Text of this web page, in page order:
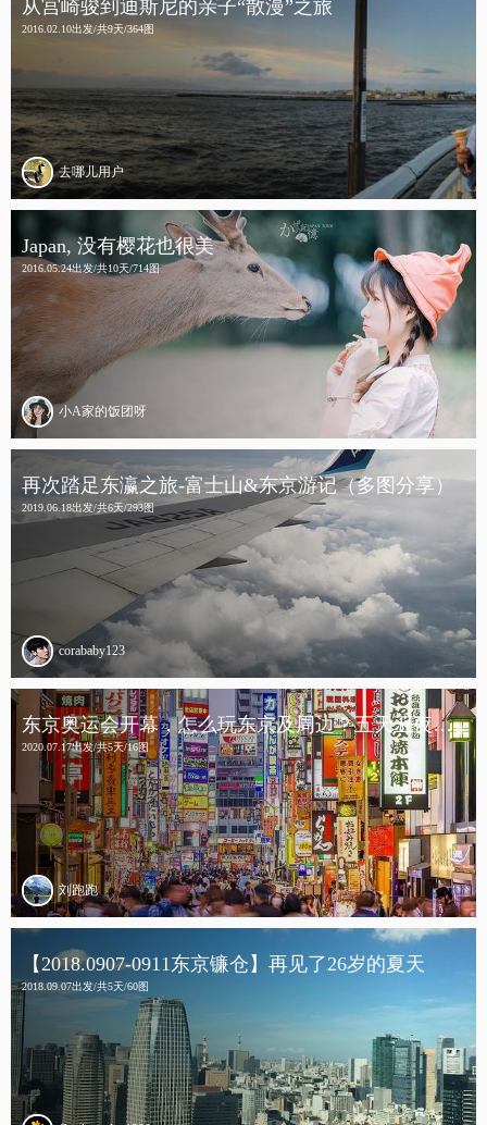
从宫崎骏到迪斯尼的亲子“散漫”之旅
2016.02.10出发/共9天/364图
去哪儿用户
Japan, 没有樱花也很美
2016.05.24出发/共10天/714图
小A家的饭团呀
再次踏足东瀛之旅-富士山&东京游记（多图分享）
2019.06.18出发/共6天/293图
corababy123
东京奥运会开幕，怎么玩东京及周边？五天五夜自由行全攻略
2020.07.17出发/共5天/16图
刘跑跑
【2018.0907-0911东京镰仓】再见了26岁的夏天
2018.09.07出发/共5天/60图